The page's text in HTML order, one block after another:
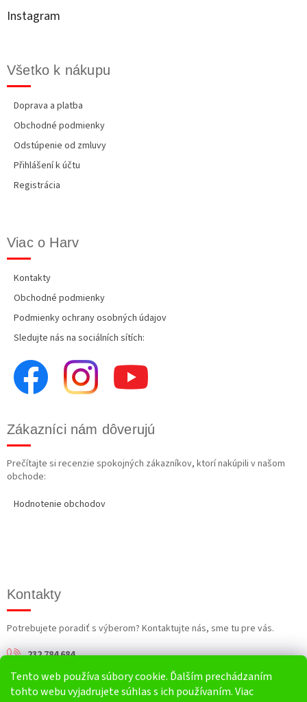
Tento web používa súbory cookie. Ďalším prechádzaním
tohto webu vyjadrujete súhlas s ich používaním. Viac
Instagram
Všetko k nákupu
Doprava a platba
Obchodné podmienky
Odstúpenie od zmluvy
Přihlášení k účtu
Registrácia
Viac o Harv
Kontakty
Obchodné podmienky
Podmienky ochrany osobných údajov
Sledujte nás na sociálních sítích:
Zákazníci nám dôverujú
Prečítajte si recenzie spokojných zákazníkov, ktorí nakúpili v našom
obchode:
Hodnotenie obchodov
Kontakty
Potrebujete poradiť s výberom? Kontaktujte nás, sme tu pre vás.
232 784 684
info@harv.sk